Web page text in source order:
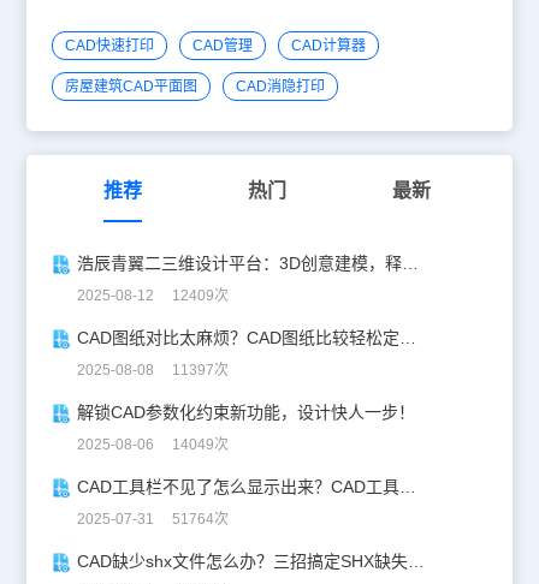
CAD快速打印 CAD管理 CAD计算器
房屋建筑CAD平面图 CAD消隐打印
推荐 热门 最新
浩辰青翼二三维设计平台：3D创意建模，释放创意生产力！
2025-08-12 12409次
CAD图纸对比太麻烦？CAD图纸比较轻松定位修改，开启高效设计之旅
2025-08-08 11397次
解锁CAD参数化约束新功能，设计快人一步！
2025-08-06 14049次
CAD工具栏不见了怎么显示出来？CAD工具栏恢复指南
2025-07-31 51764次
CAD缺少shx文件怎么办？三招搞定SHX缺失难题